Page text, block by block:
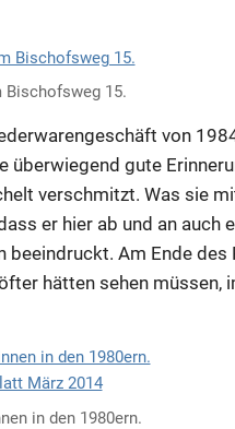
Bischofsweg 15.
von
gute
verschmitzt. Was sie
er hier ab und an auch
Am Ende des
hätten sehen müssen,
in den 1980ern.